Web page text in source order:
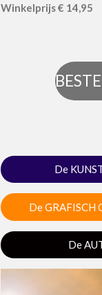
Winkelprijs€ 14,95
De
De GRAFISCH
De